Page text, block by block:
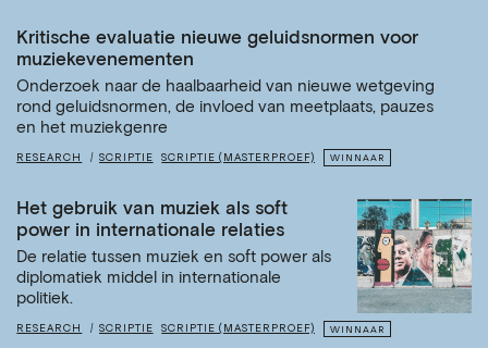
Kritische evaluatie nieuwe geluidsnormen voor
muziekevenementen
Onderzoek naar de haalbaarheid van nieuwe wetgeving
rond geluidsnormen, de invloed van meetplaats, pauzes
en het muziekgenre
RESEARCH SCRIPTIE SCRIPTIE (MASTERPROEF) WINNAAR
Het gebruik van muziek als soft
power in internationale relaties
De relatie tussen muziek en soft power als
diplomatiek middel in internationale
politiek.
RESEARCH SCRIPTIE SCRIPTIE (MASTERPROEF) WINNAAR